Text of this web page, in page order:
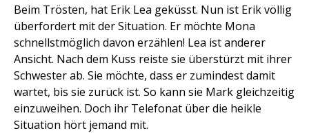
Beim Trösten, hat Erik Lea geküsst. Nun ist Erik völlig
überfordert mit der Situation. Er möchte Mona
schnellstmöglich davon erzählen! Lea ist anderer
Ansicht. Nach dem Kuss reiste sie überstürzt mit ihrer
Schwester ab. Sie möchte, dass er zumindest damit
wartet, bis sie zurück ist. So kann sie Mark gleichzeitig
einzuweihen. Doch ihr Telefonat über die heikle
Situation hört jemand mit.